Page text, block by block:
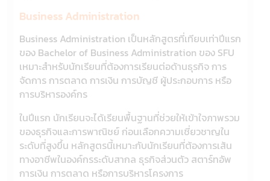
Business Administration
Business Administration เป็นหลักสูตรที่เทียบเท่าปีแรก
ของ Bachelor of Business Administration ของ SFU
เหมาะสำหรับนักเรียนที่ต้องการเรียนต่อด้านธุรกิจ การ
จัดการ การตลาด การเงิน การบัญชี ผู้ประกอบการ หรือ
การบริหารองค์กร
ในปีแรก นักเรียนจะได้เรียนพื้นฐานที่ช่วยให้เข้าใจภาพรวม
ของธุรกิจและการพาณิชย์ ก่อนเลือกความเชี่ยวชาญใน
ระดับที่สูงขึ้น หลักสูตรนี้เหมาะกับนักเรียนที่ต้องการเส้น
ทางอาชีพในองค์กรระดับสากล ธุรกิจส่วนตัว สตาร์ทอัพ
การเงิน การตลาด หรือการบริหารโครงการ